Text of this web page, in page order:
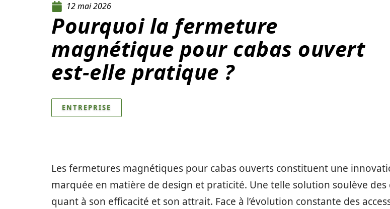
12 mai 2026
Pourquoi la fermeture
magnétique pour cabas ouvert
est-elle pratique ?
ENTREPRISE
Les fermetures magnétiques pour cabas ouverts constituent une
marquée en matière de design et praticité. Une telle solution soulève des
quant à son efficacité et son attrait. Face à l’évolution constante des